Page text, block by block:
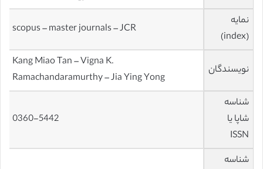
نمایه
(index)
scopus – master journals – JCR
نویسندگان
Kang Miao Tan – Vigna K.
Ramachandaramurthy – Jia Ying Yong
شناسه
شاپا یا
ISSN
0360-5442
شناسه